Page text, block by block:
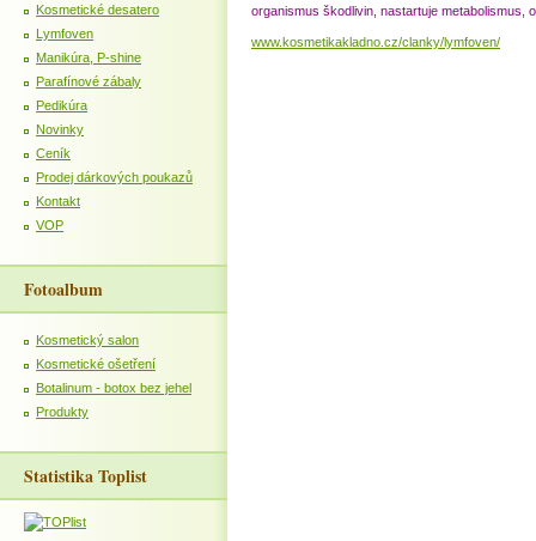
organismus škodlivin, nastartuje
www.kosmetikakladno.cz/clanky/lymfoven/
Kosmetické desatero
Lymfoven
Manikúra, P-shine
Parafínové zábaly
Pedikúra
Novinky
Ceník
Prodej dárkových poukazů
Kontakt
VOP
Fotoalbum
Kosmetický salon
Kosmetické ošetření
Botalinum - botox bez jehel
Produkty
Statistika Toplist